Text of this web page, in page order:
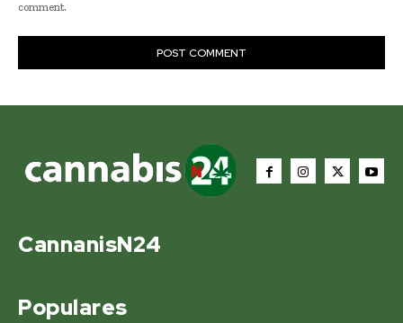
comment.
CannanisN24
Populares